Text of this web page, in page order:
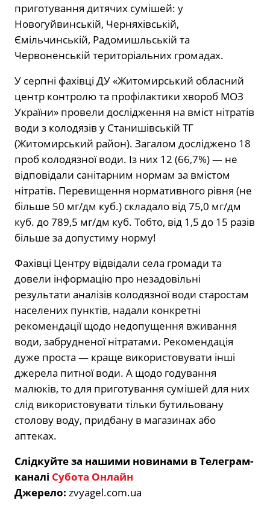
приготування дитячих сумішей: у
Новогуйвинській, Черняхівській,
Ємільчинській, Радомишльській та
Червоненській територіальних громадах.
У серпні фахівці ДУ «Житомирський обласний
центр контролю та профілактики хвороб МОЗ
України» провели дослідження на вміст нітратів
води з колодязів у Станишівській ТГ
(Житомирський район). Загалом досліджено 18
проб колодязної води. Із них 12 (66,7%) — не
відповідали санітарним нормам за вмістом
нітратів. Перевищення нормативного рівня (не
більше 50 мг/дм куб.) складало від 75,0 мг/дм
куб. до 789,5 мг/дм куб. Тобто, від 1,5 до 15 разів
більше за допустиму норму!
Фахівці Центру відвідали села громади та
довели інформацію про незадовільні
результати аналізів колодязної води старостам
населених пунктів, надали конкретні
рекомендації щодо недопущення вживання
води, забрудненої нітратами. Рекомендація
дуже проста — краще використовувати інші
джерела питної води. А щодо годування
малюків, то для приготування сумішей для них
слід використовувати тільки бутильовану
столову воду, придбану в магазинах або
аптеках.
Слідкуйте за нашими новинами в Телеграм-
каналі Субота Онлайн
Джерело: zvyagel.com.ua